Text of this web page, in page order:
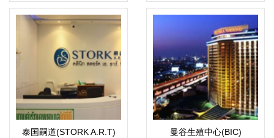
泰国嗣道(STORK A.R.T) 曼谷生殖中心(BIC)